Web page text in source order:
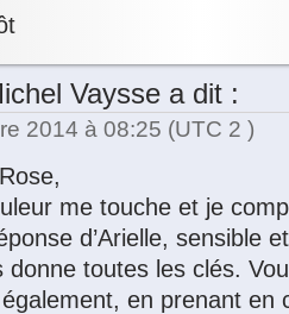
Vaysse a dit :
2014 à 08:25 (UTC 2 )
me touche et je
d’Arielle, sensible
donne toutes les clés.
en prenant en